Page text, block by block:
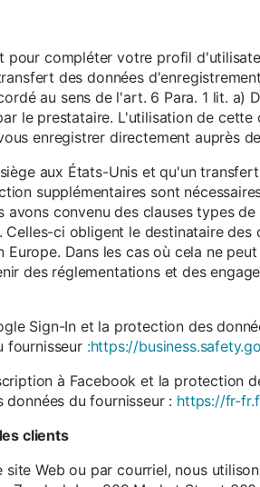
pour compléter votre profil
des données
au sens de l'art. 6 Para. 1 lit. a)
le prestataire. L'utilisation de
enregistrer directement auprès
aux États-Unis et qu'un
supplémentaires sont
avons convenu des clauses types
ci obligent le destinataire
Dans les cas où cela ne
des réglementations et des
Sign-In et la protection des
fournisseur :https://
à Facebook et la protection
du fournisseur : https://fr-
clients
Web ou par courriel, nous